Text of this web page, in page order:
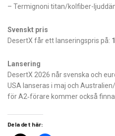
– Termignoni titan/kolfiber-
Svenskt pris
DesertX får ett lanseringspris på:
Lansering
DesertX 2026 når svenska och
USA lanseras i maj och
för A2‑förare kommer också
Dela det här: